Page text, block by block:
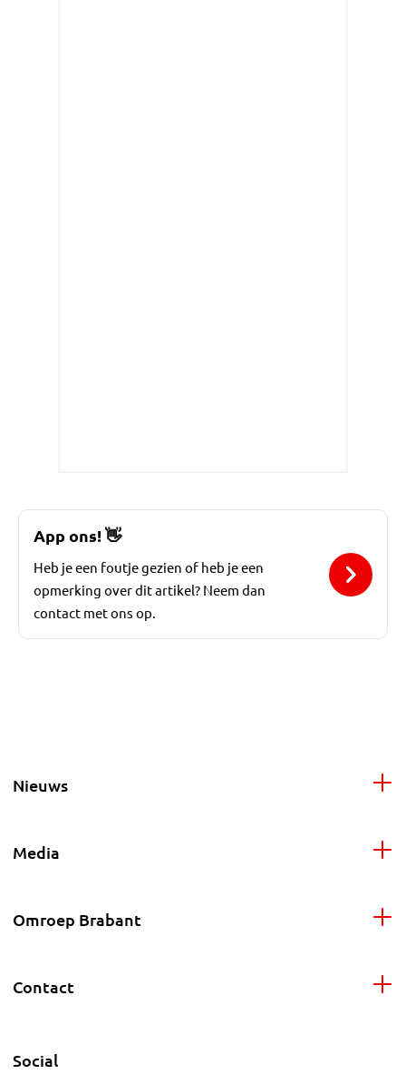
App ons!👋
Heb je een foutje gezien of heb je een
opmerking over dit artikel? Neem dan
contact met ons op.
Nieuws
Media
Omroep Brabant
Contact
Social